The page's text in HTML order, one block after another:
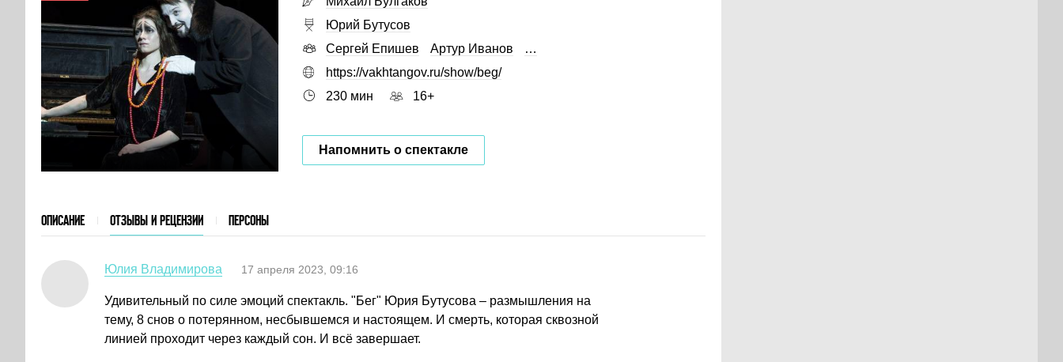
Юрий Бутусов
Сергей Епишев
Артур Иванов
…
https://vakhtangov.ru/show/beg/
230 мин
16+
Напомнить о спектакле
ОПИСАНИЕ ОТЗЫВЫ И РЕЦЕНЗИИ ПЕРСОНЫ
Юлия Владимирова 17 апреля 2023, 09:16
Удивительный по силе эмоций спектакль. "Бег" Юрия Бутусова – размышления на
тему, 8 снов о потерянном, несбывшемся и настоящем. И смерть, которая сквозной
линией проходит через каждый сон. И всё завершает.